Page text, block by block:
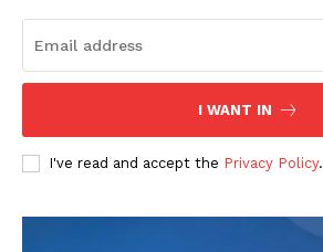
I WANT IN
I've read and accept the Privacy Policy.